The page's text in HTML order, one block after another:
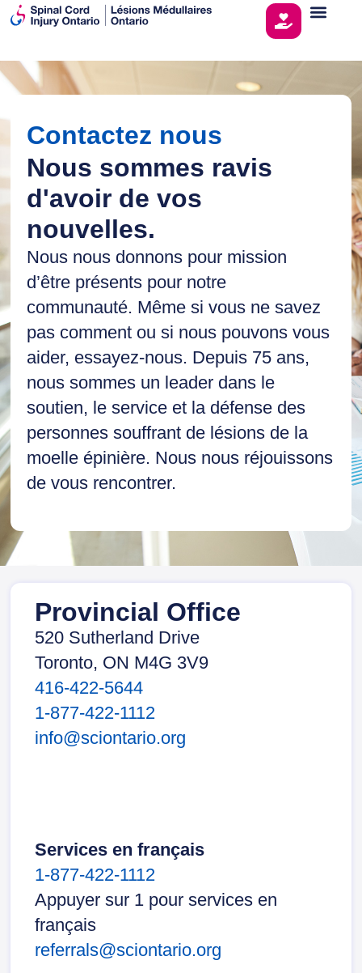
Contactez nous
Nous sommes ravis
d'avoir de vos
nouvelles.
Nous nous donnons pour mission
d’être présents pour notre
communauté. Même si vous ne savez
pas comment ou si nous pouvons vous
aider, essayez-nous. Depuis 75 ans,
nous sommes un leader dans le
soutien, le service et la défense des
personnes souffrant de lésions de la
moelle épinière. Nous nous réjouissons
de vous rencontrer.
Provincial Office
520 Sutherland Drive
Toronto, ON M4G 3V9
416-422-5644
1-877-422-1112
info@sciontario.org
Services en français
1-877-422-1112
Appuyer sur 1 pour services en
français
referrals@sciontario.org